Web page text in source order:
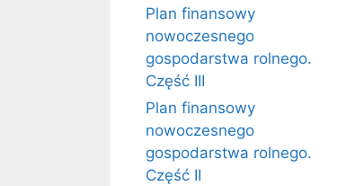
Plan finansowy
nowoczesnego
gospodarstwa rolnego.
Część III
Plan finansowy
nowoczesnego
gospodarstwa rolnego.
Część II